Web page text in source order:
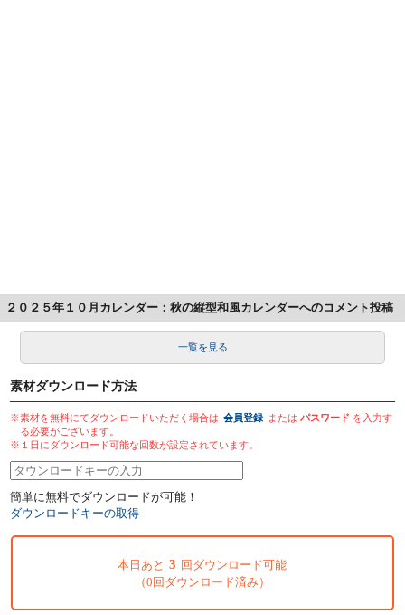
２０２５年１０月カレンダー：秋の縦型和風カレンダーへのコメント投稿
一覧を見る
素材ダウンロード方法
※素材を無料にてダウンロードいただく場合は 会員登録 またはパスワード を入力す
る必要がございます。
※１日にダウンロード可能な回数が設定されています。
簡単に無料でダウンロードが可能！
ダウンロードキーの取得
本日あと 3 回ダウンロード可能
（0回ダウンロード済み）